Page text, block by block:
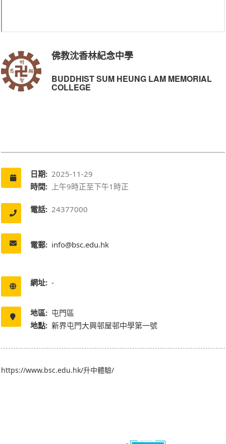
佛教沈香林紀念中學
BUDDHIST SUM HEUNG LAM MEMORIAL
COLLEGE
日期: 2025-11-29
時間: 上午9時正至下午1時正
電話: 24377000
電郵: info@bsc.edu.hk
網址: -
地區: 屯門區
地點: 新界屯門大興邨屋邨中學第一號
https://www.bsc.edu.hk/升中體驗/